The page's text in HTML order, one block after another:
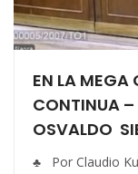
EN LA MEGA
CONTINUA
OSVALDO
♣ Por Claudio